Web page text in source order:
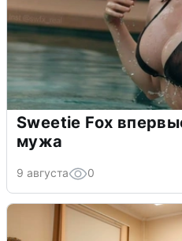
Sweetie Fox
мужа
9 августа 0